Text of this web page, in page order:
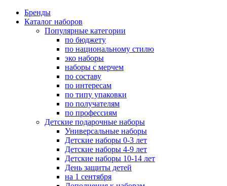
Бренды
Каталог наборов
Популярные категории
по бюджету
по национальному стилю
эко наборы
наборы с мерчем
по составу
по интересам
по типу упаковки
по получателям
по профессиям
Детские подарочные наборы
Универсальные наборы
Детские наборы 0-3 лет
Детские наборы 4-9 лет
Детские наборы 10-14 лет
День защиты детей
на 1 сентября